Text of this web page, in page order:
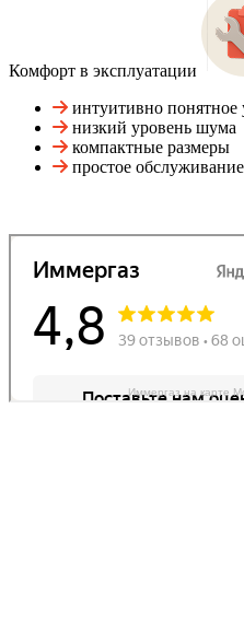
Комфорт в эксплуатации
интуитивно понятное
низкий уровень шума
компактные размеры
простое обслуживание
Иммергаз на карте